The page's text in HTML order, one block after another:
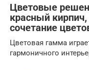
Цветовые
красный
сочетание
Цветовая гамма
гармоничного